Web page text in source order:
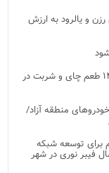
رزن و یالرود به ارزش
پذیرایی متفاوت و باشکوه از عزاداران حسینی با ۱۴ طعم چای و شربت در
منطقه آزاد/
برای توسعه شبکه
و فیبر نوری در آمل/ برقراری ۱۴۷۰ اتصال فیبر نوری در شهر